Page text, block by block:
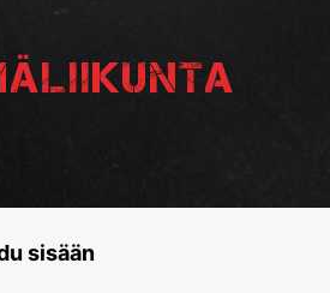
sisään